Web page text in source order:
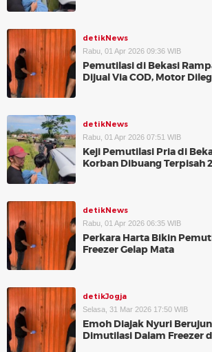
detikNews
Rabu, 01 Apr 2026 09:36 WIB
Pemutilasi di Bekasi
Dijual Via COD, Motor
detikNews
Rabu, 01 Apr 2026 07:51 WIB
Keji Pemutilasi Pria di
Korban Dibuang Terpisah
detikNews
Rabu, 01 Apr 2026 06:35 WIB
Perkara Harta Bikin
Freezer Gelap Mata
detikJogja
Selasa, 31 Mar 2026 17:50 WIB
Emoh Diajak Nyuri
Dimutilasi Dalam Freezer